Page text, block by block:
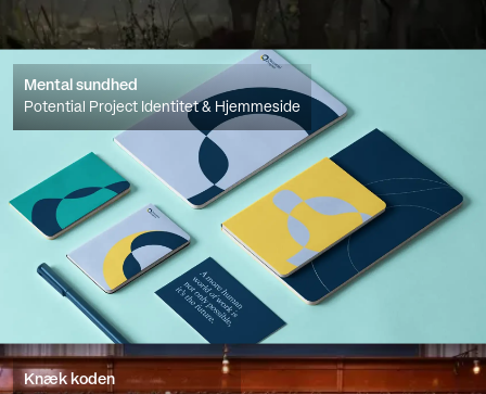
Mental sundhed
Potential Project Identitet & Hjemmeside
Knæk koden